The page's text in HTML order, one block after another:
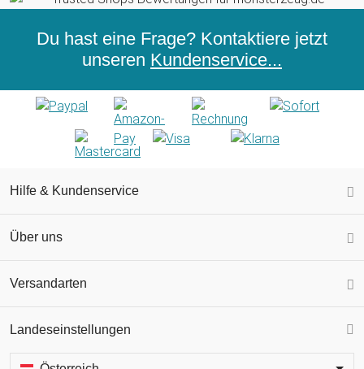
Du hast eine Frage? Kontaktiere jetzt
unseren Kundenservice...
Hilfe & Kundenservice
Über uns
Versandarten
Landeseinstellungen